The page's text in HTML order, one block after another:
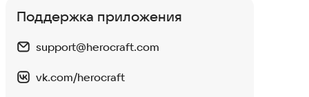
Поддержка приложения
support@herocraft.com
vk.com/herocraft